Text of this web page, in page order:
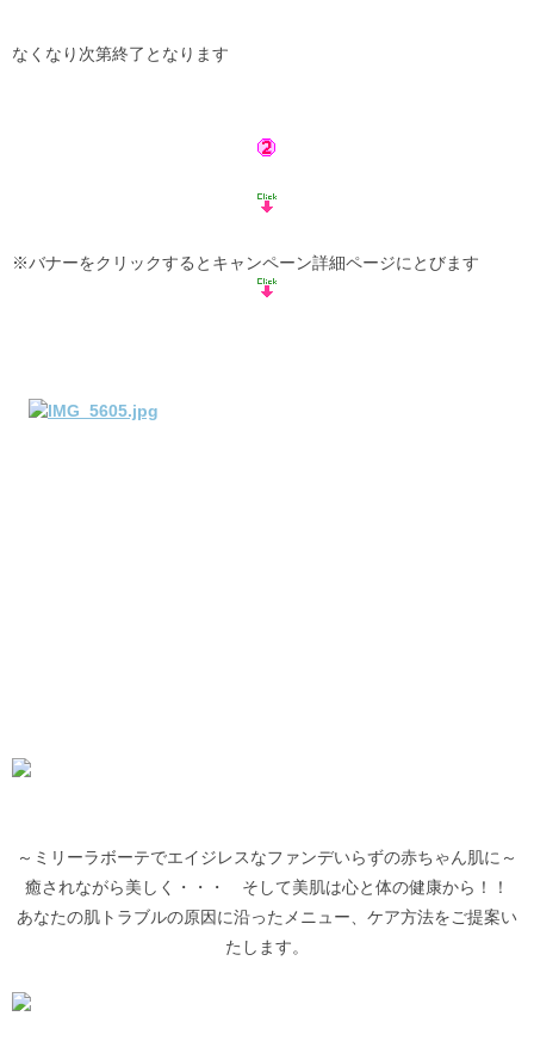
なくなり次第終了となります
※バナーをクリックするとキャンペーン詳細ページにとびます
～ミリーラボーテでエイジレスなファンデいらずの赤ちゃん肌に～
癒されながら美しく・・・ そして美肌は心と体の健康から！！
あなたの肌トラブルの原因に沿ったメニュー、ケア方法をご提案い
たします。